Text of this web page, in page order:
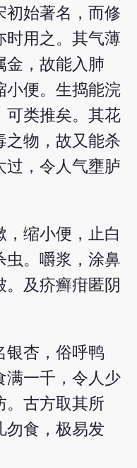
初始著名，而修
时用之。其气薄
金，故能入肺
小便。生捣能浣
可类推矣。其花
之物，故又能杀
过，令人气壅胪
缩小便，止白
虫。嚼浆，涂鼻
及疥癣疳匿阴
银杏，俗呼鸭
满一千，令人少
。古方取其所
勿食，极易发